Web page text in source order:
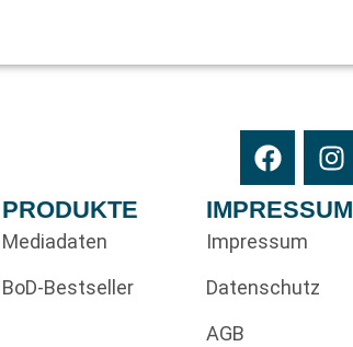
PRODUKTE
Mediadaten
BoD-Bestseller
IMPRESSUM
Impressum
Datenschutz
AGB